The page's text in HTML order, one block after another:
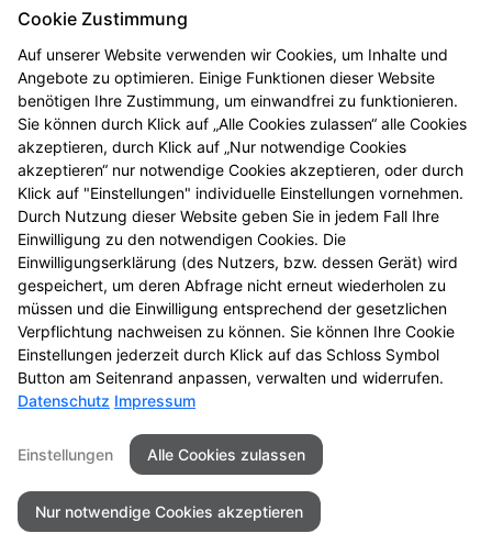
Osteoporose
Säure-Basen-Haushalt
Tee und Heilkräuter
Vitalstoffe
Wohlbefinden durch Fitness
Zahnpflege und Zahnschutz
Kontakt Impressum
Datenschutz
Barrierefreiheit
©2026Baeren Apotheke - Uelzen
Cookie Zustimmung
Auf unserer Website verwenden wir Cookies, um Inhalte und
Angebote zu optimieren. Einige Funktionen dieser Website
benötigen Ihre Zustimmung, um einwandfrei zu funktionieren.
Sie können durch Klick auf „Alle Cookies zulassen“ alle Cookies
akzeptieren, durch Klick auf „Nur notwendige Cookies
akzeptieren“ nur notwendige Cookies akzeptieren, oder durch
Klick auf "Einstellungen" individuelle Einstellungen vornehmen.
Durch Nutzung dieser Website geben Sie in jedem Fall Ihre
Einwilligung zu den notwendigen Cookies. Die
Einwilligungserklärung (des Nutzers, bzw. dessen Gerät) wird
gespeichert, um deren Abfrage nicht erneut wiederholen zu
müssen und die Einwilligung entsprechend der gesetzlichen
Verpflichtung nachweisen zu können. Sie können Ihre Cookie
Einstellungen jederzeit durch Klick auf das Schloss Symbol
Button am Seitenrand anpassen, verwalten und widerrufen.
Datenschutz Impressum
Einstellungen Alle Cookies zulassen
Nur notwendige Cookies akzeptieren